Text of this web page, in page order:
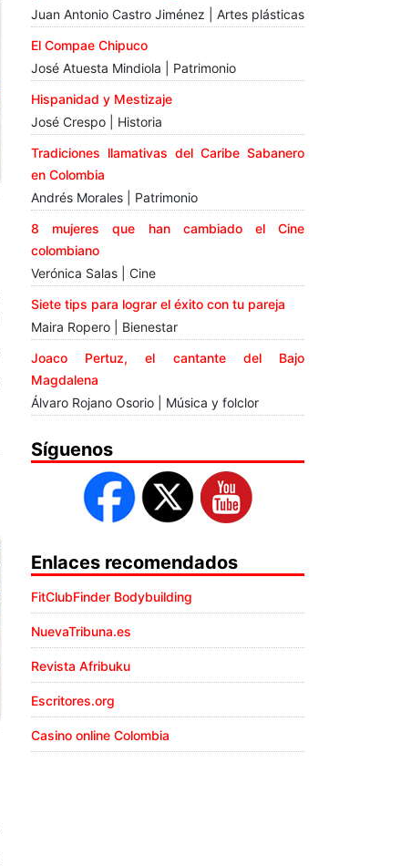
Juan Antonio Castro Jiménez | Artes plásticas
El Compae Chipuco
José Atuesta Mindiola | Patrimonio
Hispanidad y Mestizaje
José Crespo | Historia
Tradiciones llamativas del Caribe Sabanero
en Colombia
Andrés Morales | Patrimonio
8 mujeres que han cambiado el Cine
colombiano
Verónica Salas | Cine
Siete tips para lograr el éxito con tu pareja
Maira Ropero | Bienestar
Joaco Pertuz, el cantante del Bajo
Magdalena
Álvaro Rojano Osorio | Música y folclor
Síguenos
Enlaces recomendados
FitClubFinder Bodybuilding
NuevaTribuna.es
Revista Afribuku
Escritores.org
Casino online Colombia